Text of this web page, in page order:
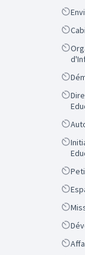
Scope
Scope
Scope
Organisation des Systèmes
Scope
Scope
Direction des Politiques
Scope
Scope
Initiatives Jeunes et Dispositifs
Scope
Scope
Scope
Scope
Scope